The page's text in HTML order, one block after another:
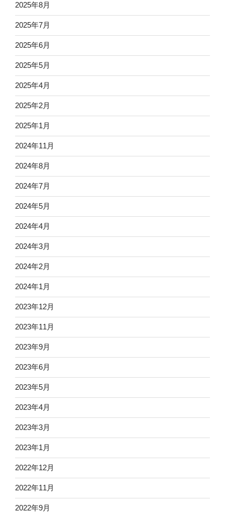
2025年8月
2025年7月
2025年6月
2025年5月
2025年4月
2025年2月
2025年1月
2024年11月
2024年8月
2024年7月
2024年5月
2024年4月
2024年3月
2024年2月
2024年1月
2023年12月
2023年11月
2023年9月
2023年6月
2023年5月
2023年4月
2023年3月
2023年1月
2022年12月
2022年11月
2022年9月